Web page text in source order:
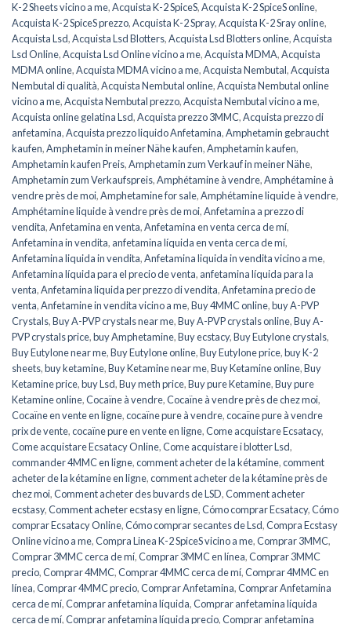
K-2 Sheets vicino a me,Acquista K-2 SpiceS,Acquista K-2 SpiceS online,
Acquista K-2 SpiceS prezzo,Acquista K-2 Spray,Acquista K-2 Sray online,
Acquista Lsd,Acquista Lsd Blotters,Acquista Lsd Blotters online,Acquista
Lsd Online,Acquista Lsd Online vicino a me,Acquista MDMA,Acquista
MDMA online,Acquista MDMA vicino a me,Acquista Nembutal,Acquista
Nembutal di qualità,Acquista Nembutal online,Acquista Nembutal online
vicino a me,Acquista Nembutal prezzo,Acquista Nembutal vicino a me,
Acquista online gelatina Lsd,Acquista prezzo 3MMC,Acquista prezzo di
anfetamina,Acquista prezzo liquido Anfetamina,Amphetamin gebraucht
kaufen,Amphetamin in meiner Nähe kaufen,Amphetamin kaufen,
Amphetamin kaufen Preis,Amphetamin zum Verkauf in meiner Nähe,
Amphetamin zum Verkaufspreis,Amphétamine à vendre,Amphétamine à
vendre près de moi,Amphetamine for sale,Amphétamine liquide à vendre,
Amphétamine liquide à vendre près de moi,Anfetamina a prezzo di
vendita,Anfetamina en venta,Anfetamina en venta cerca de mí,
Anfetamina in vendita, anfetamina líquida en venta cerca de mí,
Anfetamina liquida in vendita,Anfetamina liquida in vendita vicino a me,
Anfetamina líquida para el precio de venta, anfetamina líquida para la
venta,Anfetamina liquida per prezzo di vendita,Anfetamina precio de
venta,Anfetamine in vendita vicino a me,Buy 4MMC online,buy A-PVP
Crystals,Buy A-PVP crystals near me,Buy A-PVP crystals online,Buy A-
PVP crystals price,buy Amphetamine,Buy ecstacy,Buy Eutylone crystals,
Buy Eutylone near me,Buy Eutylone online,Buy Eutylone price,buy K-2
sheets,buy ketamine,Buy Ketamine near me,Buy Ketamine online,Buy
Ketamine price,buy Lsd,Buy meth price,Buy pure Ketamine,Buy pure
Ketamine online,Cocaïne à vendre,Cocaïne à vendre près de chez moi,
Cocaïne en vente en ligne,cocaïne pure à vendre,cocaïne pure à vendre
prix de vente,cocaïne pure en vente en ligne,Come acquistare Ecsatacy,
Come acquistare Ecsatacy Online,Come acquistare i blotter Lsd,
commander 4MMC en ligne,comment acheter de la kétamine,comment
acheter de la kétamine en ligne,comment acheter de la kétamine près de
chez moi,Comment acheter des buvards de LSD,Comment acheter
ecstasy,Comment acheter ecstasy en ligne,Cómo comprar Ecsatacy,Cómo
comprar Ecsatacy Online,Cómo comprar secantes de Lsd,Compra Ecstasy
Online vicino a me,Compra Linea K-2 SpiceS vicino a me,Comprar 3MMC,
Comprar 3MMC cerca de mí,Comprar 3MMC en línea,Comprar 3MMC
precio,Comprar 4MMC,Comprar 4MMC cerca de mí,Comprar 4MMC en
línea,Comprar 4MMC precio,Comprar Anfetamina,Comprar Anfetamina
cerca de mí,Comprar anfetamina líquida,Comprar anfetamina líquida
cerca de mí,Comprar anfetamina líquida precio,Comprar anfetamina